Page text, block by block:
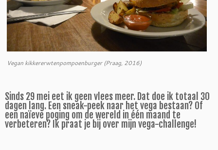
Vegan kikkererwtenpompoenburger (Praag, 2016)
Sinds 29 mei eet ik geen vlees meer. Dat doe ik totaal 30
dagen lang. Een sneak-peek naar het vega bestaan? Of
een naïeve poging om de wereld in één maand te
verbeteren? Ik praat je bij over mijn vega-challenge!